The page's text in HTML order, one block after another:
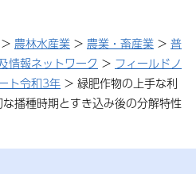
> 農林水産業 > 農業・畜産業 > 普
情報ネットワーク > フィールドノ
ト令和3年 > 緑肥作物の上手な利
播種時期とすき込み後の分解特性